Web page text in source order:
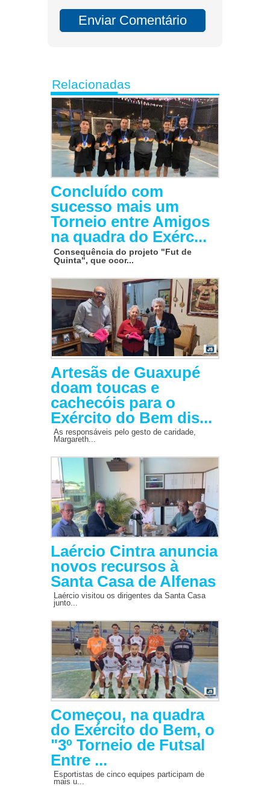
Relacionadas
Concluído com
sucesso mais um
Torneio entre Amigos
na quadra do Exérc...
Consequência do projeto "Fut de
Quinta", que ocor...
Artesãs de Guaxupé
doam toucas e
cachecóis para o
Exército do Bem dis...
As responsáveis pelo gesto de caridade,
Margareth...
Laércio Cintra anuncia
novos recursos à
Santa Casa de Alfenas
Laércio visitou os dirigentes da Santa Casa
junto...
Começou, na quadra
do Exército do Bem, o
"3º Torneio de Futsal
Entre ...
Esportistas de cinco equipes participam de
mais u...